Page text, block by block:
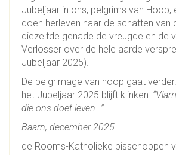
Jubeljaar in ons, pelgrims van Hoop,
doen herleven naar de schatten van
diezelfde genade de vreugde en de
Verlosser over de hele aarde
Jubeljaar 2025).
De pelgrimage van hoop gaat
het Jubeljaar 2025 blijft klinken:
die ons doet leven…”
Baarn, december 2025
de Rooms-Katholieke bisschoppen